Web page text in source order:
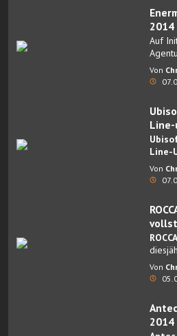
2014
Auf
Show
Von
Line-
Line-
2014,
Unity,
Up
Von
Maus
Nyth
Von
2014